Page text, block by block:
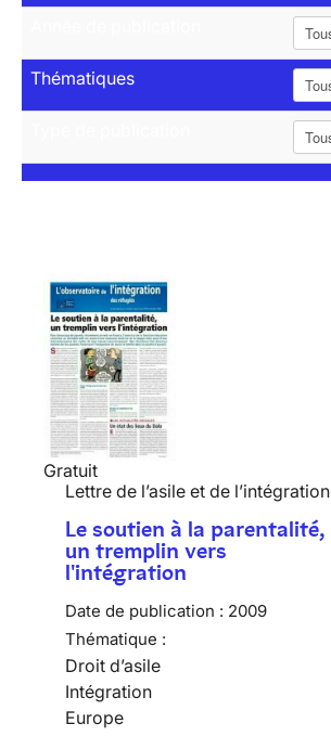
Thématiques
Gratuit
Lettre de l’asile et de l’intégration
Le soutien à la parentalité,
un tremplin vers
l'intégration
Date de publication : 2009
Thématique :
Droit d’asile
Intégration
Europe